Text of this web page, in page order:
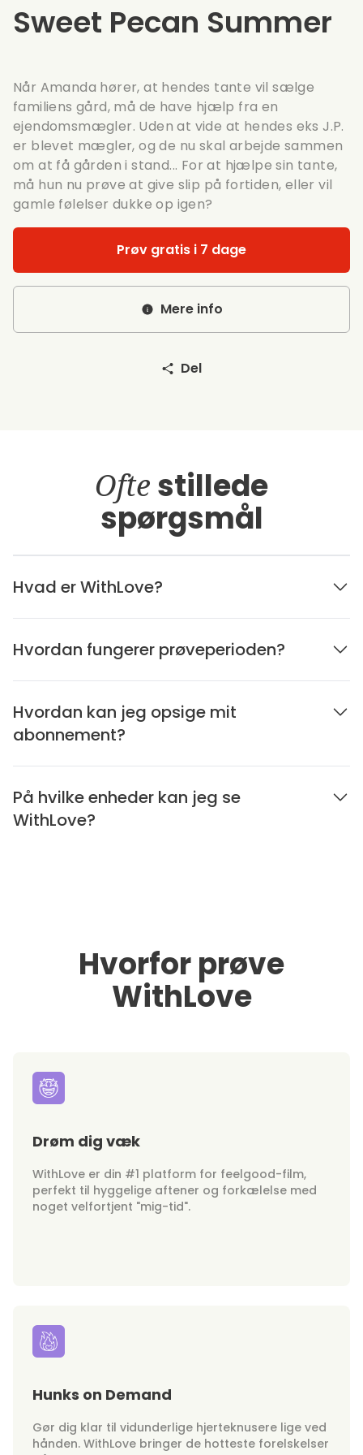
Sweet Pecan Summer
Når Amanda hører, at hendes tante vil sælge
familiens gård, må de have hjælp fra en
ejendomsmægler. Uden at vide at hendes eks J.P.
er blevet mægler, og de nu skal arbejde sammen
om at få gården i stand... For at hjælpe sin tante,
må hun nu prøve at give slip på fortiden, eller vil
gamle følelser dukke op igen?
Prøv gratis i 7 dage
Mere info
Del
Ofte stillede
spørgsmål
Hvad er WithLove?
Hvordan fungerer prøveperioden?
Hvordan kan jeg opsige mit
abonnement?
På hvilke enheder kan jeg se
WithLove?
Hvorfor prøve
WithLove
Drøm dig væk
WithLove er din #1 platform for feelgood-film,
perfekt til hyggelige aftener og forkælelse med
noget velfortjent "mig-tid".
Hunks on Demand
Gør dig klar til vidunderlige hjerteknusere lige ved
hånden. WithLove bringer de hotteste forelskelser